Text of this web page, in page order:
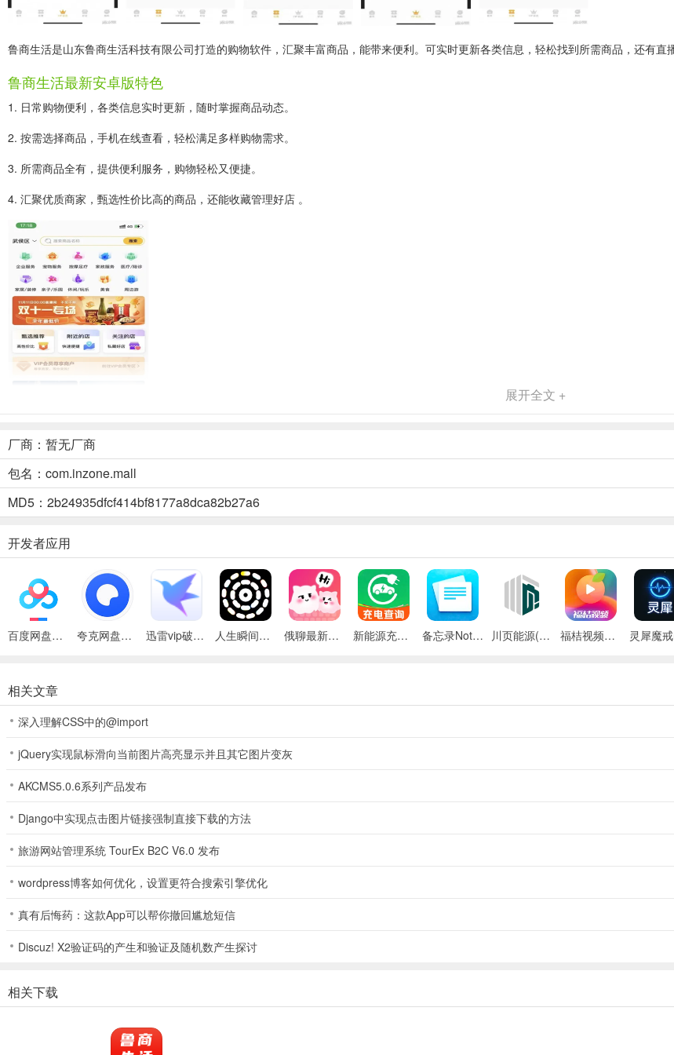
鲁商生活是山东鲁商生活科技有限公司打造的购物软件，汇聚丰富商品，能带来便利。可实时更新各类信息，轻松找到所需商品，还有直
鲁商生活最新安卓版特色
1. 日常购物便利，各类信息实时更新，随时掌握商品动态。
2. 按需选择商品，手机在线查看，轻松满足多样购物需求。
3. 所需商品全有，提供便利服务，购物轻松又便捷。
4. 汇聚优质商家，甄选性价比高的商品，还能收藏管理好店 。
鲁商生活最新安卓版优势
鲁商生活最新安卓版优势显著：
1、能满足多样生活需求
2、各类信息实时更新，打开手机就能轻松管理，掌握最新动态。
3、可实时分享本地资讯动态，无论是购物优惠还是生活趣事，都能第一时间知晓，丰富生活。
鲁商生活最新安卓版怎么样
鲁商生活最新安卓版怎么样？它能带来便利，各类信息实时更新。汇聚丰富商品，所需商品轻松找到。足不出户甄选，还能收藏好店。是
展开全文 +
厂商：暂无厂商
包名：com.inzone.mall
MD5：2b24935dfcf414bf8177a8dca82b27a6
开发者应用
百度网盘绿色免安装Pc电脑版 夸克网盘官方正式版 迅雷vip破解版永久会员2024版 人生瞬间最新手机版 俄聊最新手机版 新能源充电桩查询(充电桩查询应用) 备忘录Note(多功能记事APP) 川页能源(电池管理应用) 福桔视频最新手机版
相关文章
深入理解CSS中的@import
jQuery实现鼠标滑向当前图片高亮显示并且其它图片变灰
AKCMS5.0.6系列产品发布
Django中实现点击图片链接强制直接下载的方法
旅游网站管理系统 TourEx B2C V6.0 发布
wordpress博客如何优化，设置更符合搜索引擎优化
真有后悔药：这款App可以帮你撤回尴尬短信
Discuz! X2验证码的产生和验证及随机数产生探讨
相关下载